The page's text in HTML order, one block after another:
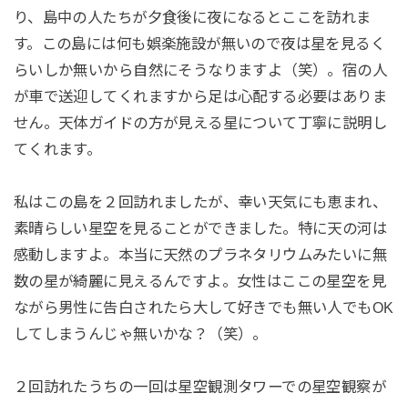
り、島中の人たちが夕食後に夜になるとここを訪れま
す。この島には何も娯楽施設が無いので夜は星を見るく
らいしか無いから自然にそうなりますよ（笑）。宿の人
が車で送迎してくれますから足は心配する必要はありま
せん。天体ガイドの方が見える星について丁寧に説明し
てくれます。
私はこの島を２回訪れましたが、幸い天気にも恵まれ、
素晴らしい星空を見ることができました。特に天の河は
感動しますよ。本当に天然のプラネタリウムみたいに無
数の星が綺麗に見えるんですよ。女性はここの星空を見
ながら男性に告白されたら大して好きでも無い人でもOK
してしまうんじゃ無いかな？（笑）。
２回訪れたうちの一回は星空観測タワーでの星空観察が